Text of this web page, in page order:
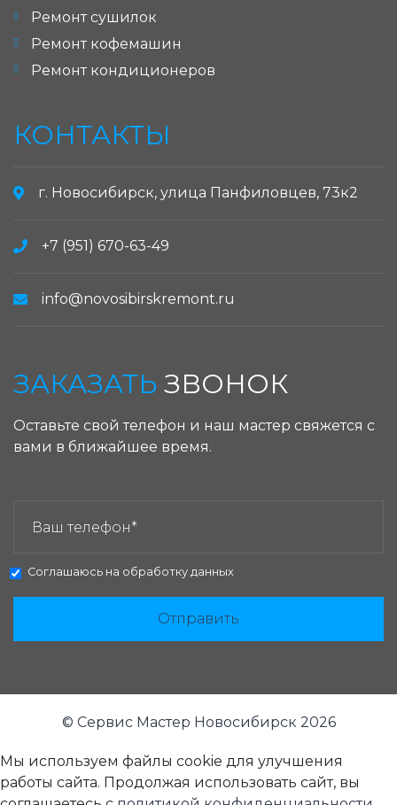
Ремонт сушилок
Ремонт кофемашин
Ремонт кондиционеров
КОНТАКТЫ
г. Новосибирск, улица Панфиловцев, 73к2
+7 (951) 670-63-49
info@novosibirskremont.ru
ЗАКАЗАТЬ ЗВОНОК
Оставьте свой телефон и наш мастер свяжется с
вами в ближайшее время.
Соглашаюсь на обработку данных
Отправить
© Сервис Мастер Новосибирск 2026
Мы используем файлы cookie для улучшения
работы сайта. Продолжая использовать сайт, вы